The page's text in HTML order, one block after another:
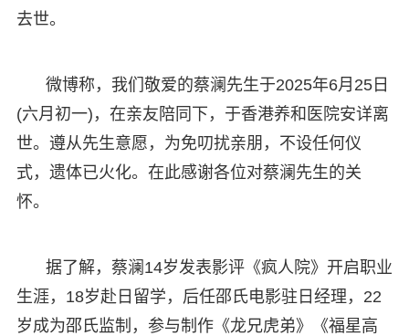
去世。
微博称，我们敬爱的蔡澜先生于2025年6月25日
(六月初一)，在亲友陪同下，于香港养和医院安详离
世。遵从先生意愿，为免叨扰亲朋，不设任何仪
式，遗体已火化。在此感谢各位对蔡澜先生的关
怀。
据了解，蔡澜14岁发表影评《疯人院》开启职业
生涯，18岁赴日留学，后任邵氏电影驻日经理，22
岁成为邵氏监制，参与制作《龙兄虎弟》《福星高